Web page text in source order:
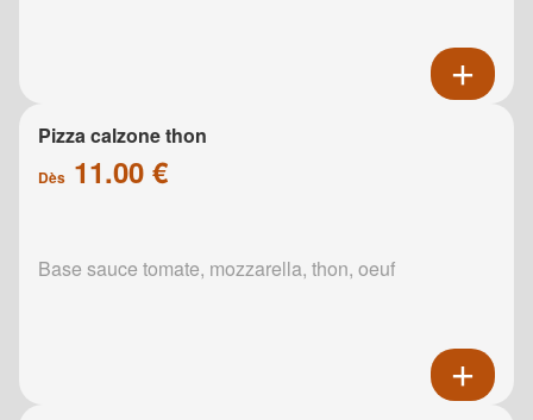
Pizza calzone thon
Dès 11.00 €
Base sauce tomate, mozzarella, thon, oeuf